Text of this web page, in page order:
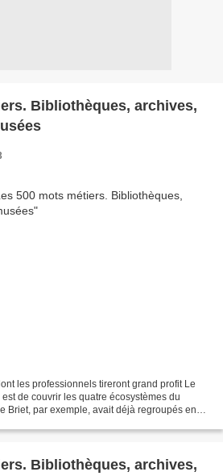
Bibliothèques, archives,
les professionnels tireront grand profit Le
de couvrir les quatre écosystèmes du
Briet, par exemple, avait déjà regroupés en
Bibliothèques, archives,